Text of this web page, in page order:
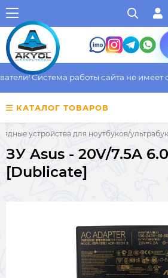
Система работы сайта не имеет
КАТАЛОГ ТОВАРОВ
устройства для ноутбуков/
ЗУ Asus - 20V/7.5A
[Dublicate]